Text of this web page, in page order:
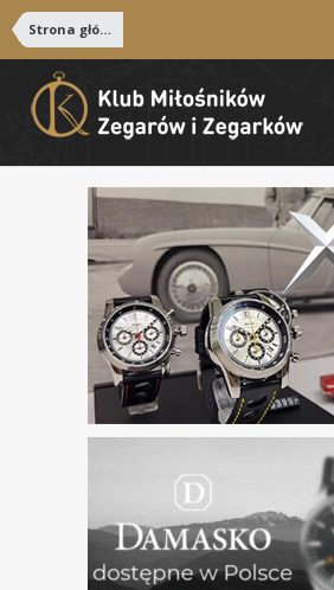
Strona główna